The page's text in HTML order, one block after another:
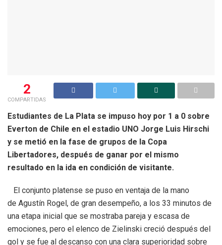
2
COMPARTIDAS
Estudiantes de La Plata se impuso hoy por 1 a 0 sobre
Everton de Chile en el estadio UNO Jorge Luis Hirschi
y se metió en la fase de grupos de la Copa
Libertadores, después de ganar por el mismo
resultado en la ida en condición de visitante.
El conjunto platense se puso en ventaja de la mano
de Agustín Rogel, de gran desempeño, a los 33 minutos de
una etapa inicial que se mostraba pareja y escasa de
emociones, pero el elenco de Zielinski creció después del
gol y se fue al descanso con una clara superioridad sobre